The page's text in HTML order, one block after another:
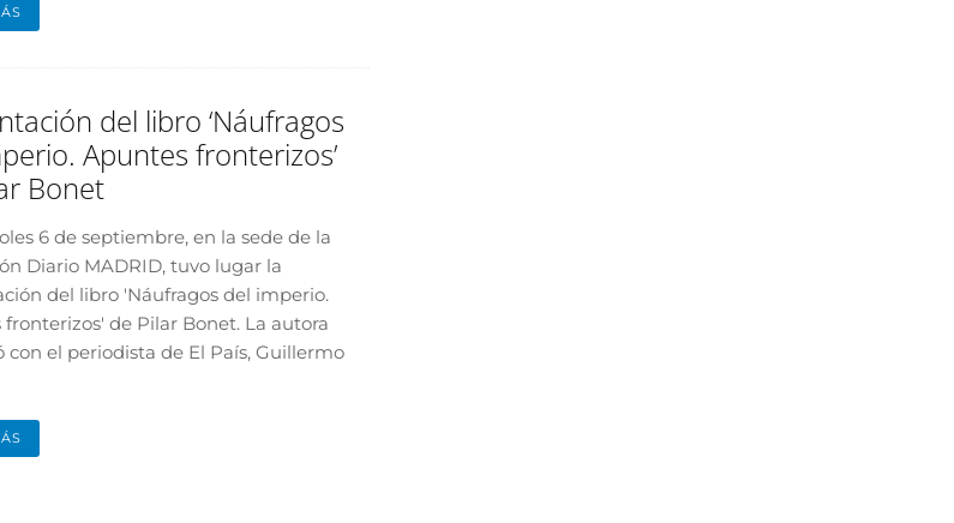
del libro ‘Náufragos
Apuntes fronterizos’
Bonet
6 de septiembre, en la sede de la
Diario MADRID, tuvo lugar la
del libro 'Náufragos del imperio.
de Pilar Bonet. La autora
con el periodista de El País, Guillermo